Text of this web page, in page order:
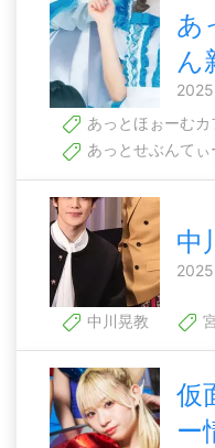
あ
ん
あっとほぉーむカ
あっとせぶんてぃ
中
中川晃教
仮
ー